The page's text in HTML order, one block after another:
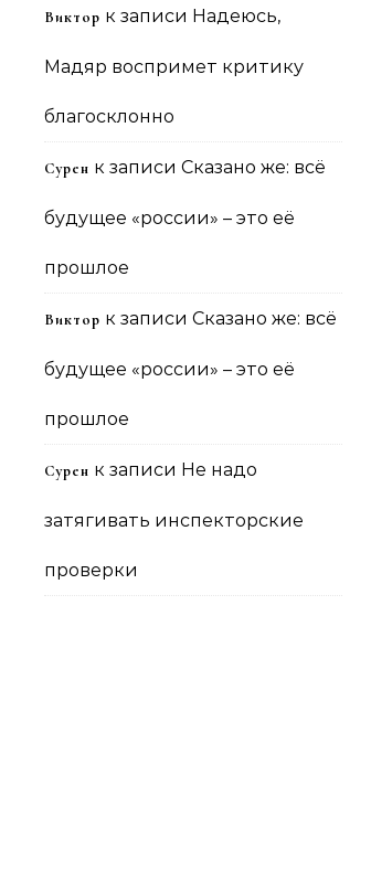
Виктор к записи Надеюсь,
Мадяр воспримет критику
благосклонно
Сурен к записи Сказано же: всё
будущее «россии» – это её
прошлое
Виктор к записи Сказано же: всё
будущее «россии» – это её
прошлое
Сурен к записи Не надо
затягивать инспекторские
проверки